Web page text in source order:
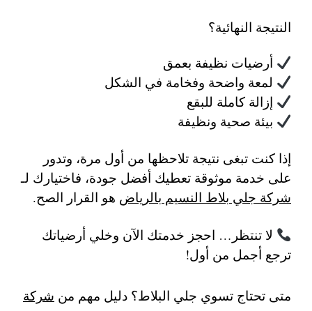
النتيجة النهائية؟
أرضيات نظيفة بعمق
لمعة واضحة وفخامة في الشكل
إزالة كاملة للبقع
بيئة صحية ونظيفة
إذا كنت تبغى نتيجة تلاحظها من أول مرة، وتدور
على خدمة موثوقة تعطيك أفضل جودة، فاختيارك لـ
شركة جلي بلاط النسيم بالرياض هو القرار الصح.
لا تنتظر… احجز خدمتك الآن وخلي أرضياتك
ترجع أجمل من أول!
متى تحتاج تسوي جلي البلاط؟ دليل مهم من شركة